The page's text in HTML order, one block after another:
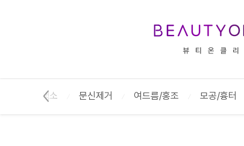
기미/색소 문신제거 여드름/홍조 모공/흉터